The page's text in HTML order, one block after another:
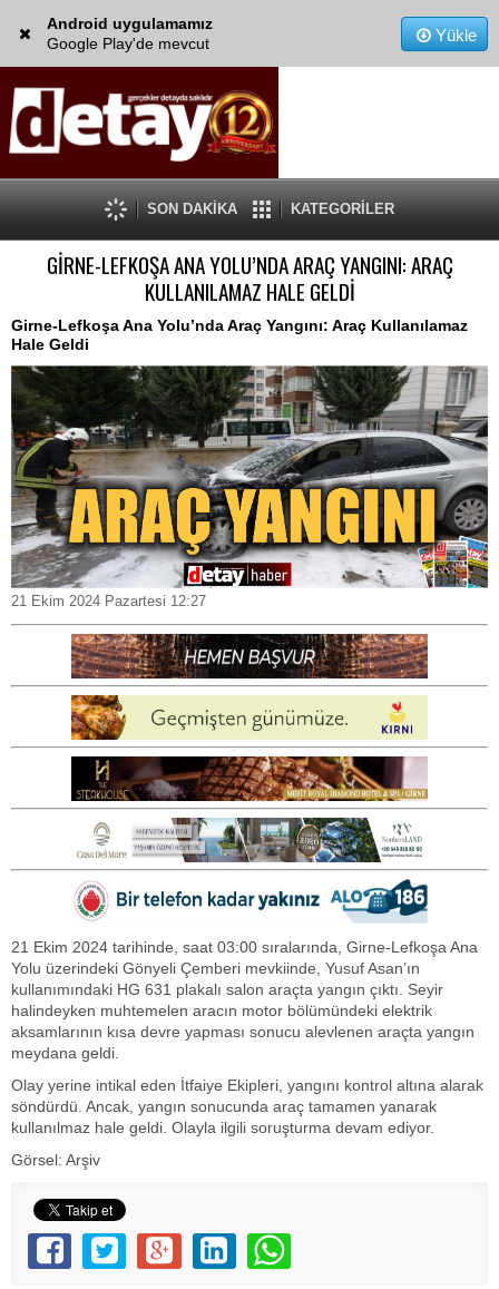
Android uygulamamız
Google Play'de mevcut
Yükle
SON DAKİKA KATEGORİLER
GİRNE-LEFKOŞA ANA YOLU’NDA ARAÇ YANGINI: ARAÇ
KULLANILAMAZ HALE GELDİ
Girne-Lefkoşa Ana Yolu’nda Araç Yangını: Araç Kullanılamaz
Hale Geldi
21 Ekim 2024 Pazartesi 12:27
21 Ekim 2024 tarihinde, saat 03:00 sıralarında, Girne-Lefkoşa Ana
Yolu üzerindeki Gönyeli Çemberi mevkiinde, Yusuf Asan’ın
kullanımındaki HG 631 plakalı salon araçta yangın çıktı. Seyir
halindeyken muhtemelen aracın motor bölümündeki elektrik
aksamlarının kısa devre yapması sonucu alevlenen araçta yangın
meydana geldi.
Olay yerine intikal eden İtfaiye Ekipleri, yangını kontrol altına alarak
söndürdü. Ancak, yangın sonucunda araç tamamen yanarak
kullanılmaz hale geldi. Olayla ilgili soruşturma devam ediyor.
Görsel: Arşiv